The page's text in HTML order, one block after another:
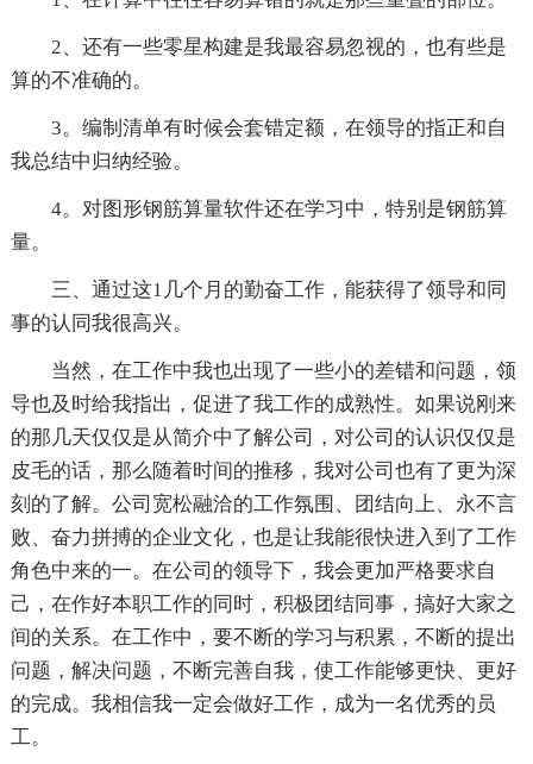
2、还有一些零星构建是我最容易忽视的，也有些是
算的不准确的。
3。编制清单有时候会套错定额，在领导的指正和自
我总结中归纳经验。
4。对图形钢筋算量软件还在学习中，特别是钢筋算
量。
三、通过这1几个月的勤奋工作，能获得了领导和同
事的认同我很高兴。
当然，在工作中我也出现了一些小的差错和问题，领
导也及时给我指出，促进了我工作的成熟性。如果说刚来
的那几天仅仅是从简介中了解公司，对公司的认识仅仅是
皮毛的话，那么随着时间的推移，我对公司也有了更为深
刻的了解。公司宽松融洽的工作氛围、团结向上、永不言
败、奋力拼搏的企业文化，也是让我能很快进入到了工作
角色中来的一。在公司的领导下，我会更加严格要求自
己，在作好本职工作的同时，积极团结同事，搞好大家之
间的关系。在工作中，要不断的学习与积累，不断的提出
问题，解决问题，不断完善自我，使工作能够更快、更好
的完成。我相信我一定会做好工作，成为一名优秀的员
工。